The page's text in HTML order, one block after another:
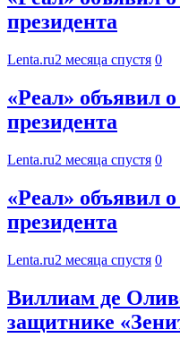
президента
Lenta.ru2 месяца спустя 0
«Реал» объявил
президента
Lenta.ru2 месяца спустя 0
«Реал» объявил
президента
Lenta.ru2 месяца спустя 0
Виллиам де
защитнике